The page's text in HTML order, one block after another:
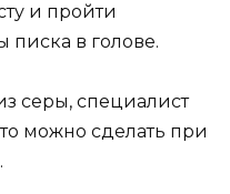
и пройти
писка в голове.
серы, специалист
можно сделать при